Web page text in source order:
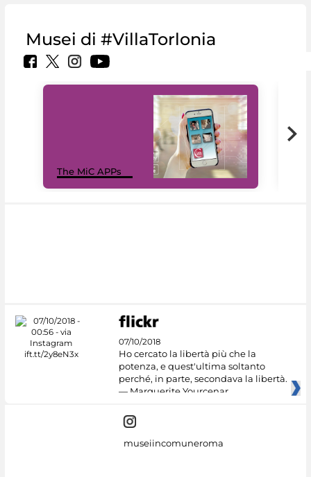
Musei di #VillaTorlonia
The MiC APPs
07/10/2018
Ho cercato la libertà più che la
potenza, e quest'ultima soltanto
perché, in parte, secondava la libertà.
— Marguerite Yourcenar
museiincomuneroma